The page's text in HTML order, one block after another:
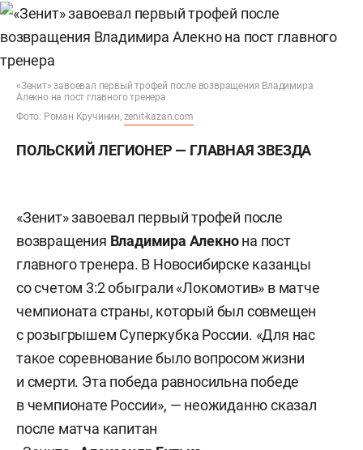
«Зенит» завоевал первый трофей после возвращения Владимира
Алекно на пост главного тренера
Фото: Роман Кручинин, zenit-kazan.com
ПОЛЬСКИЙ ЛЕГИОНЕР — ГЛАВНАЯ ЗВЕЗДА
«Зенит» завоевал первый трофей после
возвращения Владимира Алекнона пост
главного тренера. В Новосибирске казанцы
со счетом 3:2 обыграли «Локомотив» в матче
чемпионата страны, который был совмещен
с розыгрышем Суперкубка России. «Для нас
такое соревнование было вопросом жизни
и смерти. Эта победа равносильна победе
в чемпионате России», — неожиданно сказал
после матча капитан